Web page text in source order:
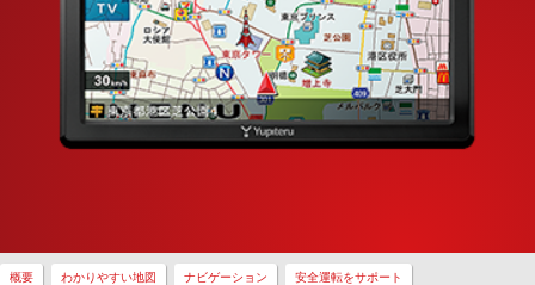
概要 わかりやすい地図 ナビゲーション 安全運転をサポート